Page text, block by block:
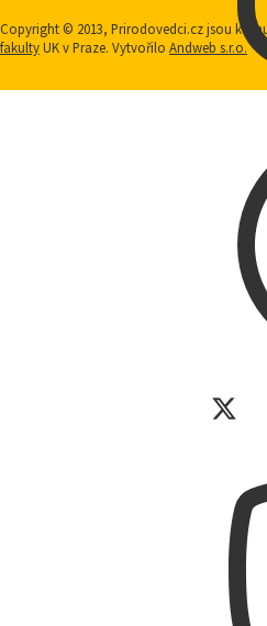
Copyright © 2013, Prirodovedci.cz jsou
fakultyUK v Praze. Vytvořilo Andweb s.r.o.